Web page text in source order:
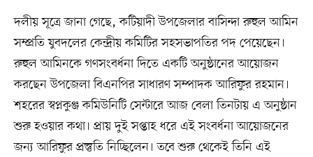
দলীয় সূত্রে জানা গেছে, কটিয়াদী উপজেলার বাসিন্দা রুহুল আমিন
সম্প্রতি যুবদলের কেন্দ্রীয় কমিটির সহসভাপতির পদ পেয়েছেন।
রুহুল আমিনকে গণসংবর্ধনা দিতে একটি অনুষ্ঠানের আয়োজন
করছেন উপজেলা বিএনপির সাধারণ সম্পাদক আরিফুর রহমান।
শহরের স্বপ্নকুঞ্জ কমিউনিটি সেন্টারে আজ বেলা তিনটায় এ অনুষ্ঠান
শুরু হওয়ার কথা। প্রায় দুই সপ্তাহ ধরে এই সংবর্ধনা আয়োজনের
জন্য আরিফুর প্রস্তুতি নিচ্ছিলেন। তবে শুরু থেকেই তিনি এই